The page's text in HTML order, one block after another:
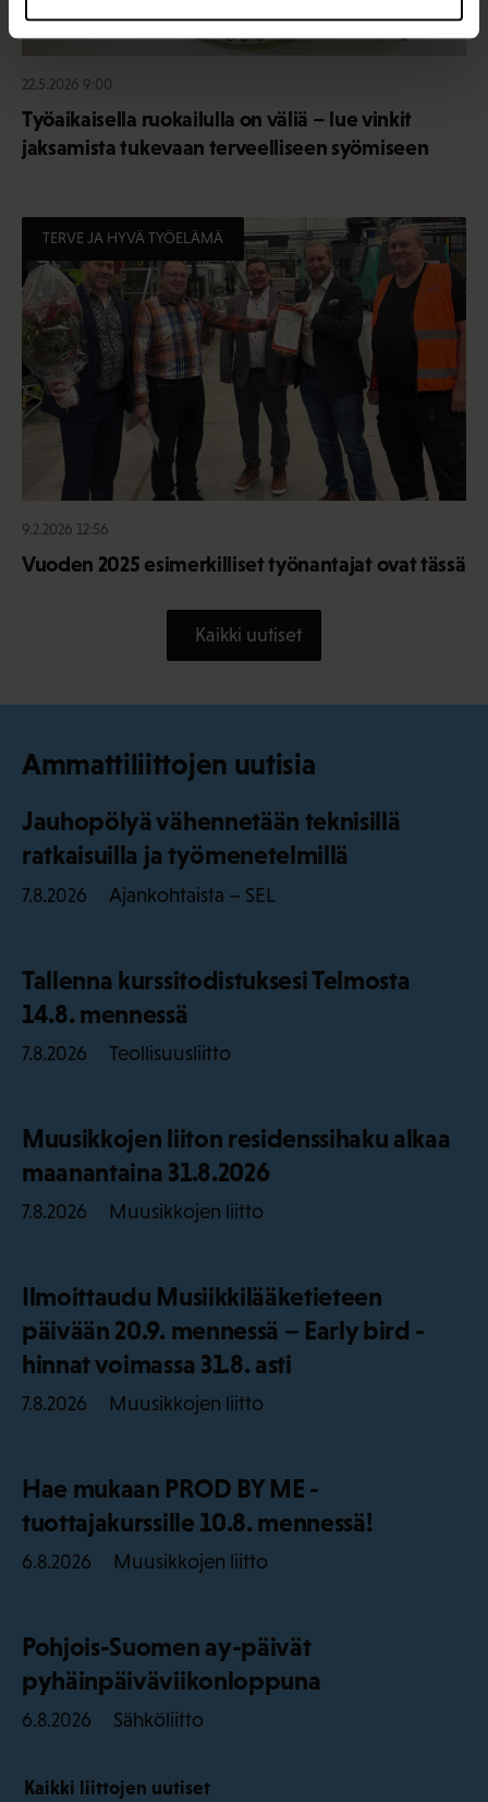
22.5.2026 9:00
Työaikaisella ruokailulla on väliä – lue vinkit
jaksamista tukevaan terveelliseen syömiseen
TERVE JA HYVÄ TYÖELÄMÄ
9.2.2026 12:56
Vuoden 2025 esimerkilliset työnantajat ovat tässä
Kaikki uutiset
Ammattiliittojen uutisia
Jauhopölyä vähennetään teknisillä
ratkaisuilla ja työmenetelmillä
7.8.2026 Ajankohtaista – SEL
Tallenna kurssitodistuksesi Telmosta
14.8. mennessä
7.8.2026 Teollisuusliitto
Muusikkojen liiton residenssihaku alkaa
maanantaina 31.8.2026
7.8.2026 Muusikkojen liitto
Ilmoittaudu Musiikkilääketieteen
päivään 20.9. mennessä – Early bird -
hinnat voimassa 31.8. asti
7.8.2026 Muusikkojen liitto
Hae mukaan PROD BY ME -
tuottajakurssille 10.8. mennessä!
6.8.2026 Muusikkojen liitto
Pohjois-Suomen ay-päivät
pyhäinpäiväviikonloppuna
6.8.2026 Sähköliitto
Kaikki liittojen uutiset